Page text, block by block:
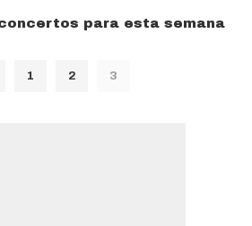
para esta semana
1 2 3